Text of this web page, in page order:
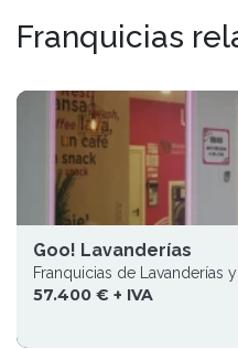
Franquicias
Goo! Lavanderías
Franquicias de Lavanderías
57.400 € + IVA